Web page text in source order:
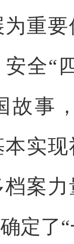
重
全“
故事
实
案
定了